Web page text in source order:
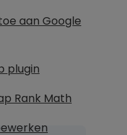
aan Google
plugin
Rank Math